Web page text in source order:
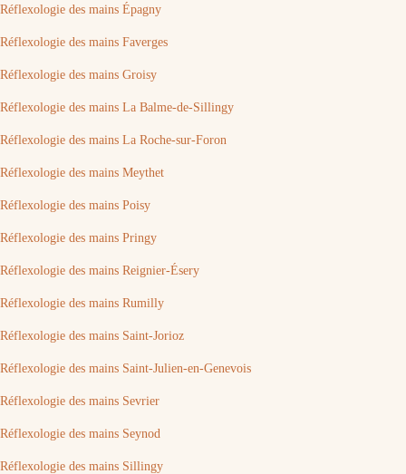
Réflexologie des mains Épagny
Réflexologie des mains Faverges
Réflexologie des mains Groisy
Réflexologie des mains La Balme-de-Sillingy
Réflexologie des mains La Roche-sur-Foron
Réflexologie des mains Meythet
Réflexologie des mains Poisy
Réflexologie des mains Pringy
Réflexologie des mains Reignier-Ésery
Réflexologie des mains Rumilly
Réflexologie des mains Saint-Jorioz
Réflexologie des mains Saint-Julien-en-Genevois
Réflexologie des mains Sevrier
Réflexologie des mains Seynod
Réflexologie des mains Sillingy